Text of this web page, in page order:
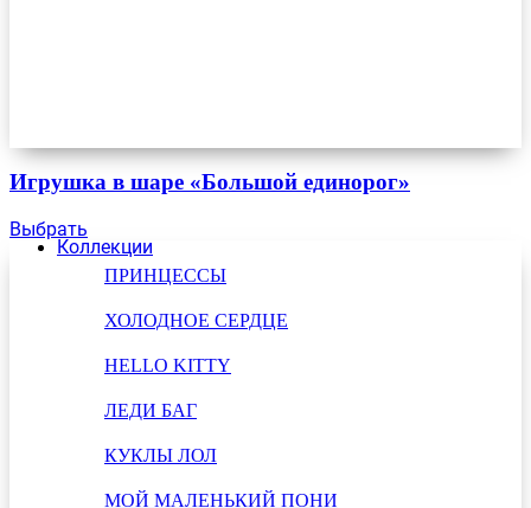
Коллекции
ПРИНЦЕССЫ
ХОЛОДНОЕ СЕРДЦЕ
HELLO KITTY
ЛЕДИ БАГ
КУКЛЫ ЛОЛ
МОЙ МАЛЕНЬКИЙ ПОНИ
Игрушка в шаре «Большой единорог»
Выбрать